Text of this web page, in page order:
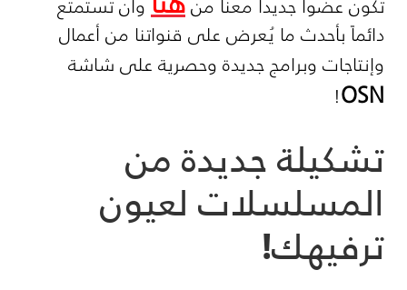
دائماً بأحدث ما يُعرض على قنواتنا من أعمال
وإنتاجات وبرامج جديدة وحصرية على شاشة
OSN
!
تشكيلة جديدة من
المسلسلات لعيون
ترفيهك!